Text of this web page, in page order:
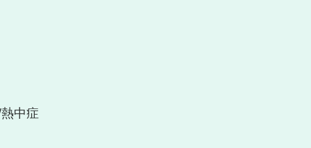
中症